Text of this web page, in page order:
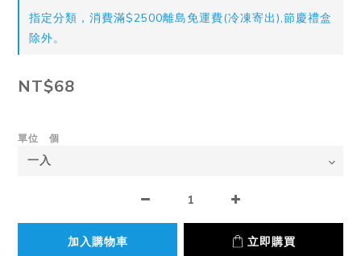
指定分類，消費滿$2500離島免運費(冷凍寄出),節慶禮盒
除外。
NT$68
單位 個
加入購物車 立即購買